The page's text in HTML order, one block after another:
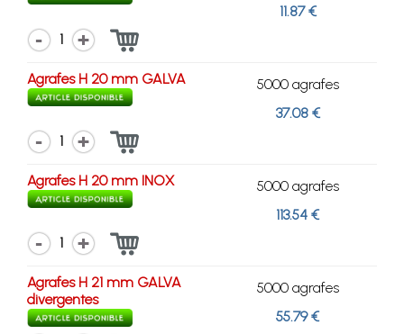
11.87 €
1
Agrafes H 20 mm GALVA
5000 agrafes
37.08 €
1
Agrafes H 20 mm INOX
5000 agrafes
113.54 €
1
Agrafes H 21 mm GALVA
divergentes
5000 agrafes
55.79 €